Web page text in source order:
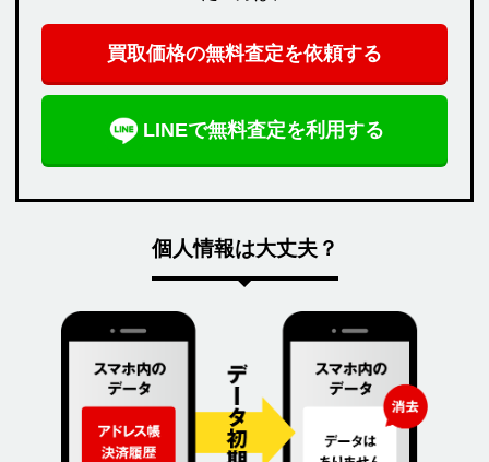
買取価格の無料査定を依頼する
LINEで無料査定を利用する
個人情報は大丈夫？